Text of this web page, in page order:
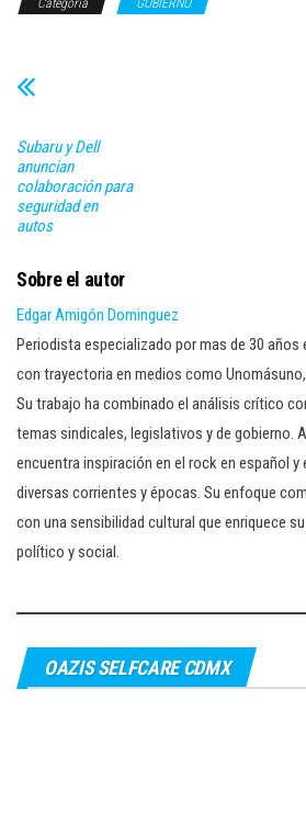
Categoría GOBIERNO
Subaru y Dell
anuncian
colaboración para
seguridad en
autos
Sobre el autor
Edgar Amigón Dominguez
Periodista especializado por mas de 30
con trayectoria en medios como Unomásuno,
Su trabajo ha combinado el análisis crítico
temas sindicales, legislativos y de gobierno.
encuentra inspiración en el rock en español y
diversas corrientes y épocas. Su enfoque
con una sensibilidad cultural que enriquece
político y social.
OAZIS SELFCARE CDMX